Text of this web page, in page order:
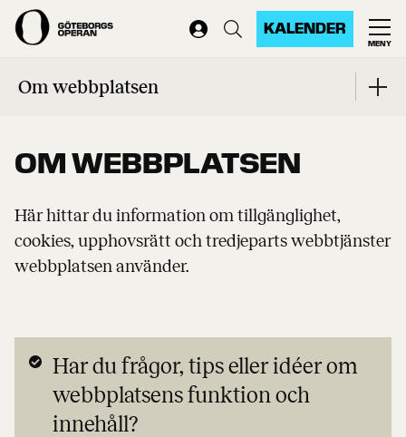
KALENDER
MENY
Start Om webbplatsen
OM WEBBPLATSEN
Här hittar du information om tillgänglighet,
cookies, upphovsrätt och tredjeparts webbtjänster
webbplatsen använder.
Om webbplatsen
Har du frågor, tips eller idéer om
webbplatsens funktion och
innehåll?